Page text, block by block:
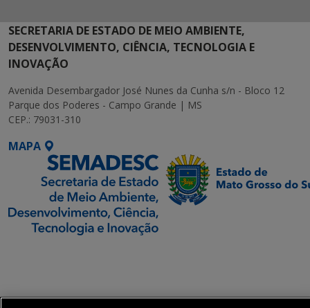
SECRETARIA DE ESTADO DE MEIO AMBIENTE,
DESENVOLVIMENTO, CIÊNCIA, TECNOLOGIA E
INOVAÇÃO
Avenida Desembargador José Nunes da Cunha s/n - Bloco 12
Parque dos Poderes - Campo Grande | MS
CEP.: 79031-310
MAPA